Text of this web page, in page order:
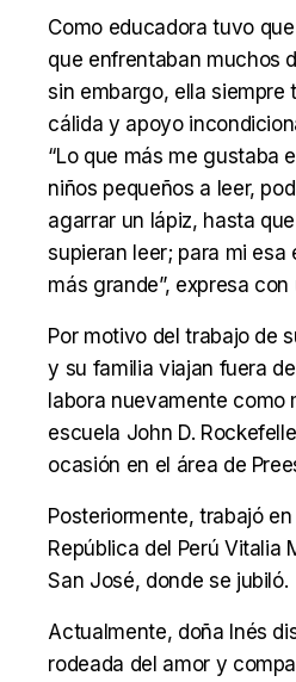
Como educadora tuvo
que enfrentaban muchos
sin embargo, ella siempre
cálida y apoyo
“Lo que más me gustaba
niños pequeños a leer,
agarrar un lápiz, hasta
supieran leer; para mi esa
más grande”, expresa con
Por motivo del trabajo de
y su familia viajan fuera
labora nuevamente como
escuela John D.
ocasión en el área de
Posteriormente, trabajó
República del Perú Vitalia
San José, donde se jubiló.
Actualmente, doña Inés
rodeada del amor y